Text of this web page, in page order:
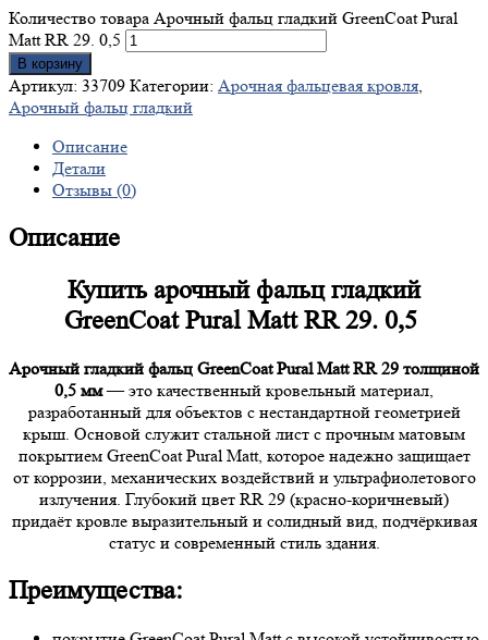
Количество товара Арочный фальц гладкий GreenCoat Pural
Matt RR 29. 0,5
В корзину
Артикул: 33709 Категории: Арочная фальцевая кровля,
Арочный фальц гладкий
Описание
Детали
Отзывы (0)
Описание
Купить арочный фальц гладкий
GreenCoat Pural Matt RR 29. 0,5
Арочный гладкий фальц GreenCoat Pural Matt RR 29 толщиной
0,5 мм— это качественный кровельный материал,
разработанный для объектов с нестандартной геометрией
крыш. Основой служит стальной лист с прочным матовым
покрытием GreenCoat Pural Matt, которое надежно защищает
от коррозии, механических воздействий и ультрафиолетового
излучения. Глубокий цвет RR 29 (красно-коричневый)
придаёт кровле выразительный и солидный вид, подчёркивая
статус и современный стиль здания.
Преимущества: